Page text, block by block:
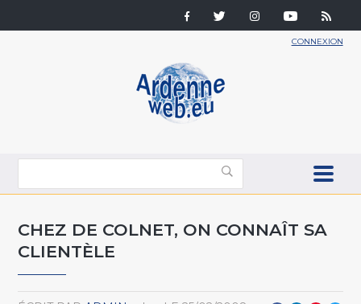
CONNEXION
CHEZ DE COLNET, ON CONNAÎT SA
CLIENTÈLE